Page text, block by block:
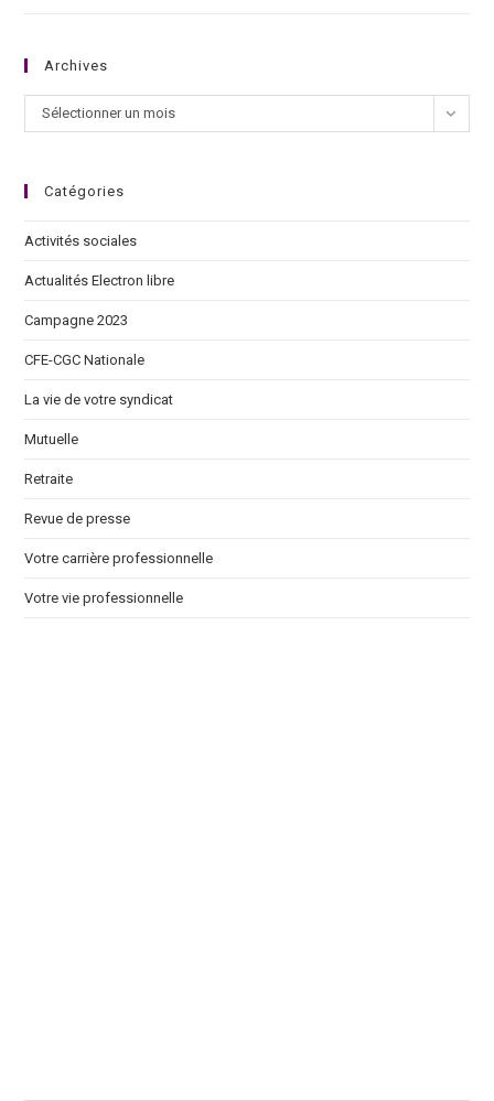
Archives
Sélectionner un mois
Catégories
Activités sociales
Actualités Electron libre
Campagne 2023
CFE-CGC Nationale
La vie de votre syndicat
Mutuelle
Retraite
Revue de presse
Votre carrière professionnelle
Votre vie professionnelle